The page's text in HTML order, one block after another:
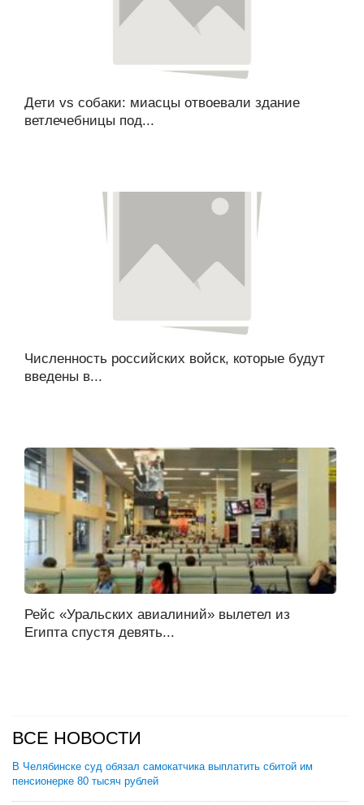
Дети vs собаки: миасцы отвоевали здание
ветлечебницы под...
Численность российских войск, которые будут
введены в...
Рейс «Уральских авиалиний» вылетел из
Египта спустя девять...
ВСЕ НОВОСТИ
В Челябинске суд обязал самокатчика выплатить сбитой им
пенсионерке 80 тысяч рублей